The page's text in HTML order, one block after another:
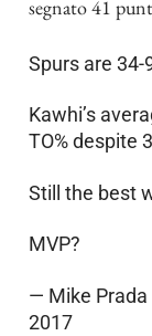
segnato 41
Spurs are 34-
Kawhi’s
TO% despite
Still the best
MVP?
— Mike Prada
2017